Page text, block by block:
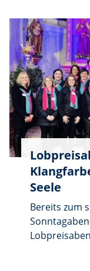
Seele
Bereits zum